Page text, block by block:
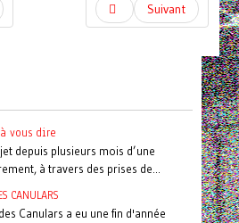
Suivant
vous dire
depuis plusieurs mois d’une
à travers des prises de...
CANULARS
Canulars a eu une fin d'année